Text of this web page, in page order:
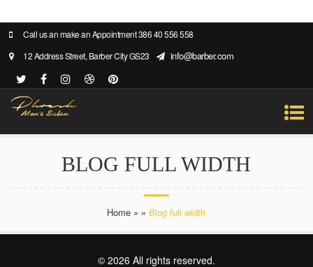
Call us an make an Appointment 386 40 556 558
12 Address Street, Barber City GS23
info@barber.com
BLOG FULL WIDTH
Home » » Blog full width
© 2026 All rights reserved.